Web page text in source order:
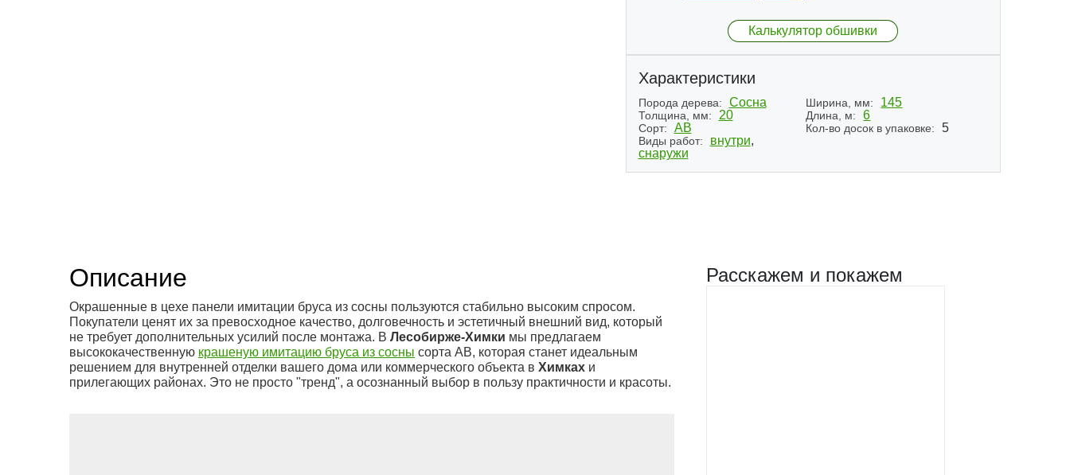
Калькулятор обшивки
Характеристики
Порода дерева: Сосна Ширина, мм: 145
Толщина, мм: 20 Длина, м: 6
Сорт: АВ Кол-во досок в упаковке: 5
Виды работ: внутри,
снаружи
Описание
Окрашенные в цехе панели имитации бруса из сосны пользуются стабильно высоким спросом.
Покупатели ценят их за превосходное качество, долговечность и эстетичный внешний вид, который
не требует дополнительных усилий после монтажа. В Лесобирже-Химки мы предлагаем
высококачественную крашеную имитацию бруса из сосны сорта АВ, которая станет идеальным
решением для внутренней отделки вашего дома или коммерческого объекта в Химках и
прилегающих районах. Это не просто "тренд", а осознанный выбор в пользу практичности и красоты.
Расскажем и покажем